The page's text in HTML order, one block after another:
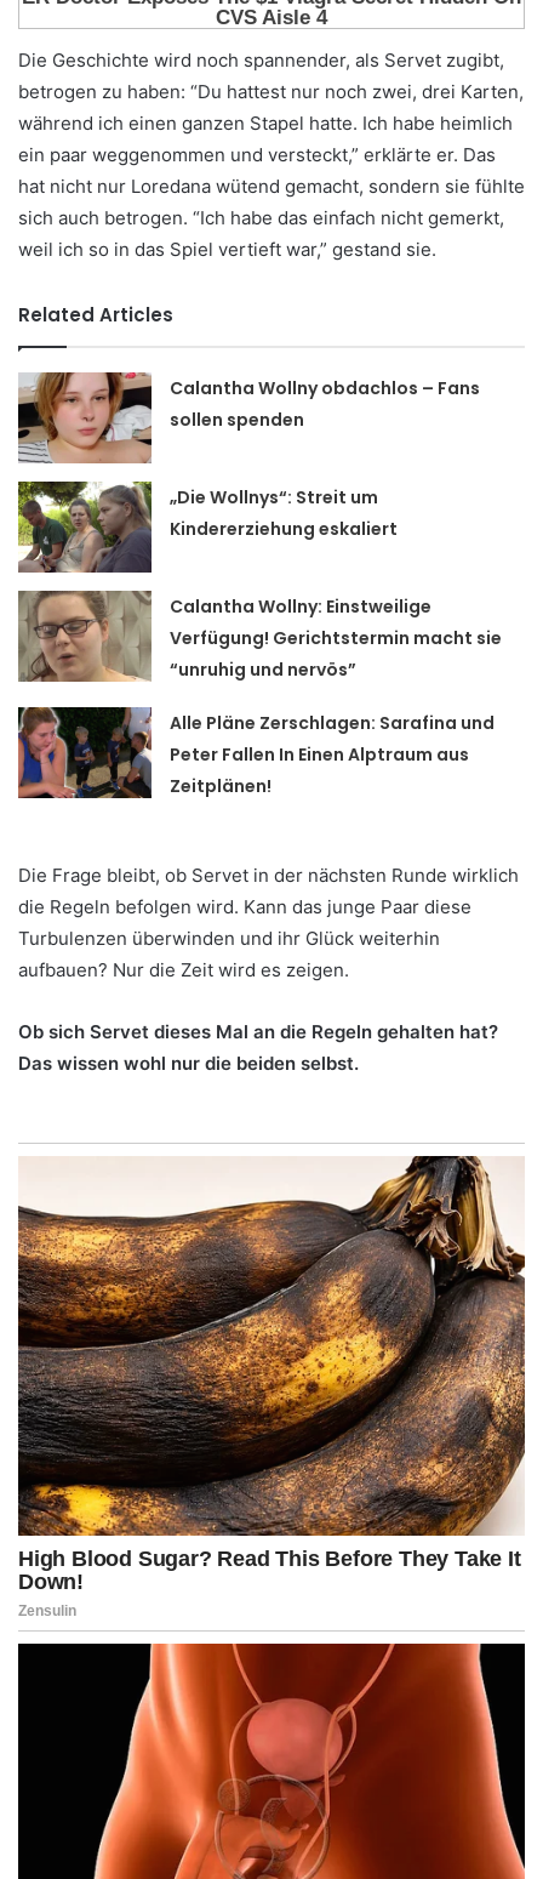
Die Geschichte wird noch spannender, als Servet zugibt,
betrogen zu haben: “Du hattest nur noch zwei, drei Karten,
während ich einen ganzen Stapel hatte. Ich habe heimlich
ein paar weggenommen und versteckt,” erklärte er. Das
hat nicht nur Loredana wütend gemacht, sondern sie fühlte
sich auch betrogen. “Ich habe das einfach nicht gemerkt,
weil ich so in das Spiel vertieft war,” gestand sie.
Related Articles
Calantha Wollny obdachlos – Fans
sollen spenden
„Die Wollnys“: Streit um
Kindererziehung eskaliert
Calantha Wollny: Einstweilige
Verfügung! Gerichtstermin macht sie
“unruhig und nervös”
Alle Pläne Zerschlagen: Sarafina und
Peter Fallen In Einen Alptraum aus
Zeitplänen!
Die Frage bleibt, ob Servet in der nächsten Runde wirklich
die Regeln befolgen wird. Kann das junge Paar diese
Turbulenzen überwinden und ihr Glück weiterhin
aufbauen? Nur die Zeit wird es zeigen.
Ob sich Servet dieses Mal an die Regeln gehalten hat?
Das wissen wohl nur die beiden selbst.